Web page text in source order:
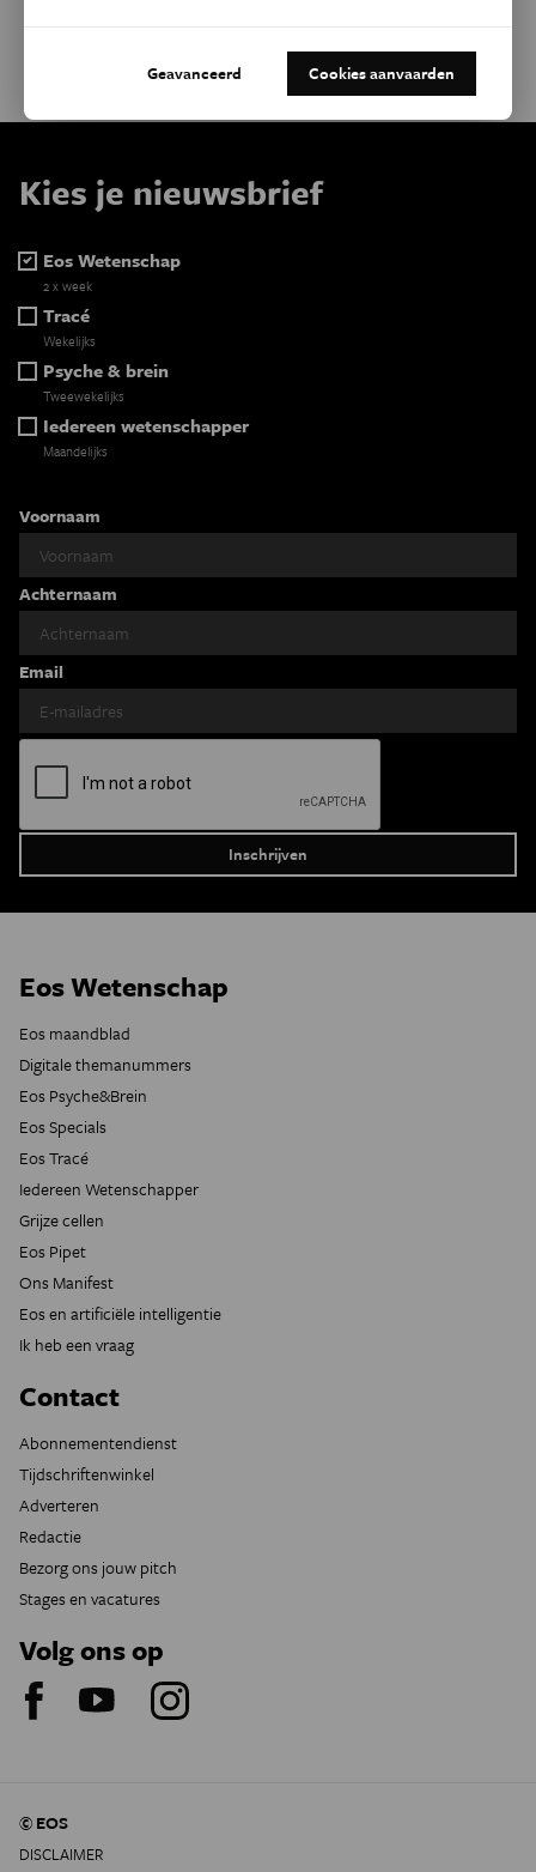
Paginatie
Page Page
4 Huidige pagina
5
Kies je nieuwsbrief
Eos Wetenschap
2 x week
Tracé
Wekelijks
Psyche & brein
Tweewekelijks
Iedereen wetenschapper
Maandelijks
Voornaam
Achternaam
Email
Eos Wetenschap
Eos maandblad
Digitale themanummers
Eos Psyche&Brein
Eos Specials
Eos Tracé
Iedereen Wetenschapper
Grijze cellen
Eos Pipet
Ons Manifest
Eos en artificiële intelligentie
Ik heb een vraag
Contact
Abonnementendienst
Tijdschriftenwinkel
Adverteren
Redactie
Bezorg ons jouw pitch
Stages en vacatures
Volg ons op
© EOS
DISCLAIMER
Geavanceerd Cookies aanvaarden